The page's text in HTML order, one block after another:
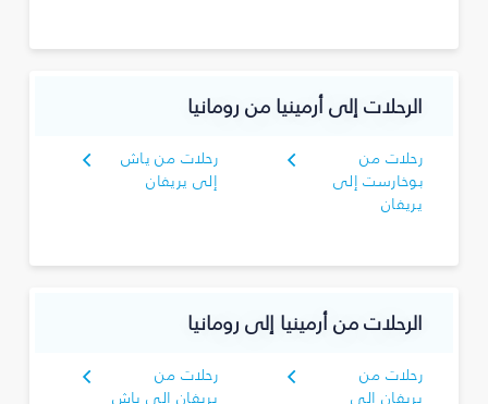
الرحلات إلى أرمينيا من رومانيا
رحلات من
بوخارست إلى
يريفان
رحلات من ياش
إلى يريفان
الرحلات من أرمينيا إلى رومانيا
رحلات من
يريفان إلى
رحلات من
يريفان إلى ياش